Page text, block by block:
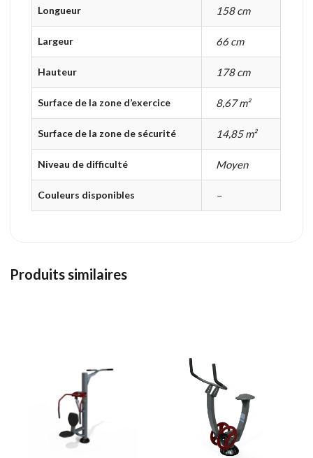
Longueur 158 cm
Largeur 66 cm
Hauteur 178 cm
Surface de la zone d’exercice 8,67 m²
Surface de la zone de sécurité 14,85 m²
Niveau de difficulté Moyen
Couleurs disponibles –
Produits similaires